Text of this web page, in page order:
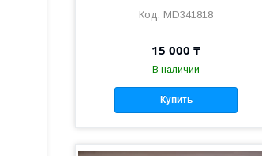
MD341818
15 000 ₸
В наличии
Купить